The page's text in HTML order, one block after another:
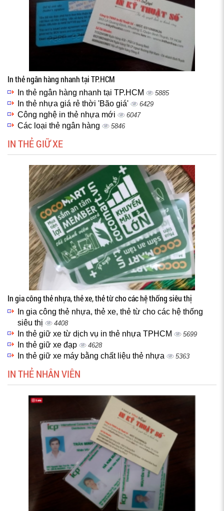
In thẻ ngân hàng nhanh tại TP.HCM
In thẻ ngân hàng nhanh tại TP.HCM 5885
In thẻ nhựa giá rẻ thời 'Bão giá' 6429
Công nghệ in thẻ nhựa mới 6047
Các loại thẻ ngân hàng 5846
IN THẺ GIỮ XE
In gia công thẻ nhựa, thẻ xe, thẻ từ cho các hệ thống siêu thị
In gia công thẻ nhựa, thẻ xe, thẻ từ cho các hệ thống
siêu thị
4408
In thẻ giữ xe từ dịch vụ in thẻ nhựa TPHCM 5699
In thẻ giữ xe đạp 4628
In thẻ giữ xe máy bằng chất liệu thẻ nhựa 5363
IN THẺ NHÂN VIÊN